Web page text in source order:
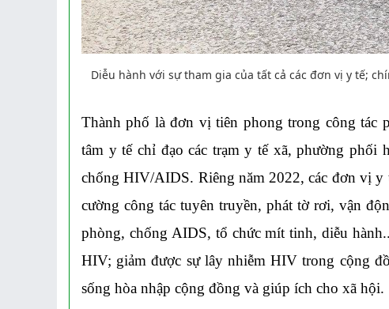
Diễu hành với sự tham gia của tất cả các đơn vị y tế;
Thành phố là đơn vị tiên phong trong công tác
tâm y tế chỉ đạo các trạm y tế xã, phường phối
chống HIV/AIDS. Riêng năm 2022, các đơn vị y
cường công tác tuyên truyền, phát tờ rơi, vận
phòng, chống AIDS, tổ chức mít tinh, diễu
HIV; giảm được sự lây nhiễm HIV trong cộng
sống hòa nhập cộng đồng và giúp ích cho xã hội.